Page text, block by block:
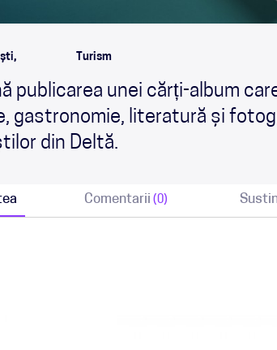
Turism
publicarea unei cărți-album
gastronomie, literatură și
din Deltă.
Comentarii (0)